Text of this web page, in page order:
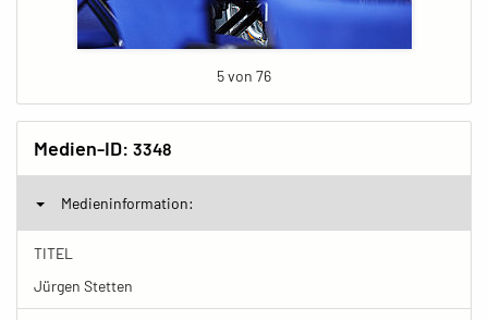
5 von 76
Medien-ID: 3348
Medieninformation:
TITEL
Jürgen Stetten